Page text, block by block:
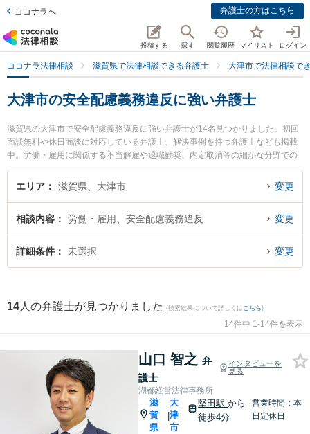
ココナラへ 弁護士の方はこちら
投稿する 探す 閲覧履歴 マイリスト ログイン
ココナラ法律相談 滋賀県で法律相談できる弁護士 大津市で法律相談で
大津市の安全配慮義務違反に強い弁護士
滋賀県の大津市で安全配慮義務違反に強い弁護士が14名見つかりました。初回
面談無料や休日面談に対応している弁護士、解決事例を持つ弁護士なども掲載
中。労働・雇用に関係する不当解雇や退職勧奨、内定取消等の細かな分野での
絞り込み検索もでき便利です。特に湖都経営法律事務所の山口 智之弁護士やレ
ーク総合法律事務所の横畑 俊介弁護士、湖都経営法律事務所の宮本 向日葵弁護
士のプロフィール情報や弁護士費用、強みなどが注目されています。『大津市
したい』『安全配慮義務違反のトラブル解決の実績豊富な近くの弁護士を検索
したい』『初回相談無料で安全配慮義務違反を法律相談できる大津市内の弁護
士に相談予約したい』などでお困りの相談者さんにおすすめです。
エリア 滋賀県、大津市 変更
相談内容 労働・雇用、安全配慮義務違反 変更
詳細条件 未選択 変更
14 人の弁護士が見つかりました (検索結果について詳しくは こちら)
14件中 1-14件を表示
山口 智之 弁
護士
インタビューを
見る
湖都経営法律事務所
滋
賀
県
|
大
津
市
堅田駅から
徒歩4分
営業時間：本
日定休日